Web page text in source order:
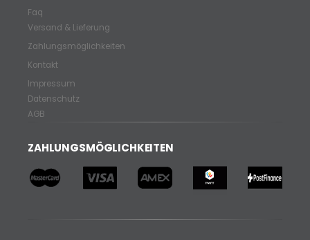
Faq
Versand & Lieferung
Zahlungsmöglichkeiten
Kontakt
Impressum
Datenschutz
AGB
ZAHLUNGSMÖGLICHKEITEN